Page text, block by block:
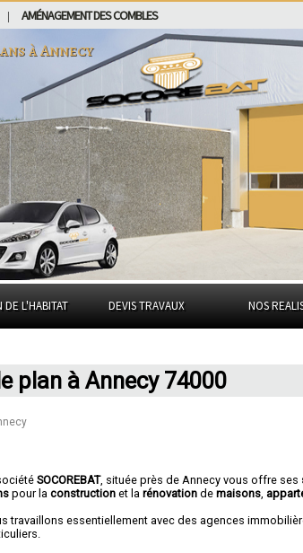
AMÉNAGEMENT DES COMBLES
àAnnecy
DE L'HABITAT DEVIS TRAVAUX NOS
plan à Annecy 74000
SOCOREBAT, située près de Annecy vous offre ses
pour laconstruction et larénovation demaisons,
travaillons essentiellement avec des agences